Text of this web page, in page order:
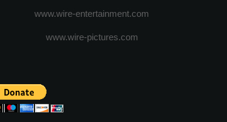
www.wire-entertainment.com
www.wire-pictures.com